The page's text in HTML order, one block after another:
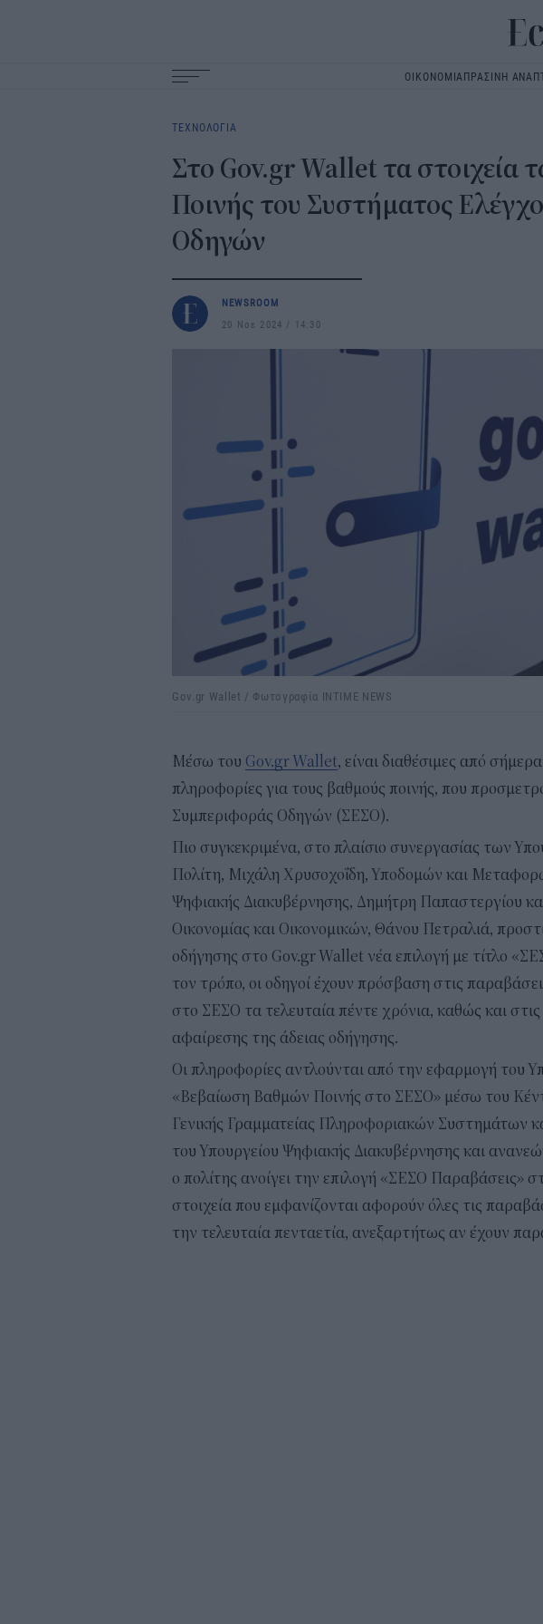
ΟΙΚΟΝΟΜΙΑΠΡΑΣΙΝΗ
navigation
ΤΕΧΝΟΛΟΓΙΑ
Στο Gov.gr Wallet τα στοιχεία
Ποινής του Συστήματος
Οδηγών
NEWSROOM
20 Νοε 2024
14:30
Gov.gr Wallet / Φωτογραφία INTIME NEWS
Mέσω του Gov.gr Wallet, είναι διαθέσιμες από
πληροφορίες για τους βαθμούς ποινής, που
Συμπεριφοράς Οδηγών (ΣΕΣΟ).
Πιο συγκεκριμένα, στο πλαίσιο συνεργασίας των
Πολίτη, Μιχάλη Χρυσοχοΐδη, Υποδομών και
Ψηφιακής Διακυβέρνησης, Δημήτρη Παπαστεργίου
Οικονομίας και Οικονομικών, Θάνου Πετραλιά,
οδήγησης στο Gov.gr Wallet νέα επιλογή με τίτλο
τον τρόπο, οι οδηγοί έχουν πρόσβαση στις
στο ΣΕΣΟ τα τελευταία πέντε χρόνια, καθώς και στις
αφαίρεσης της άδειας οδήγησης.
Οι πληροφορίες αντλούνται από την εφαρμογή του
«Βεβαίωση Βαθμών Ποινής στο ΣΕΣΟ» μέσω του
Γενικής Γραμματείας Πληροφοριακών Συστημάτων
του Υπουργείου Ψηφιακής Διακυβέρνησης και
ο πολίτης ανοίγει την επιλογή «ΣΕΣΟ Παραβάσεις»
στοιχεία που εμφανίζονται αφορούν όλες τις
την τελευταία πενταετία, ανεξαρτήτως αν έχουν